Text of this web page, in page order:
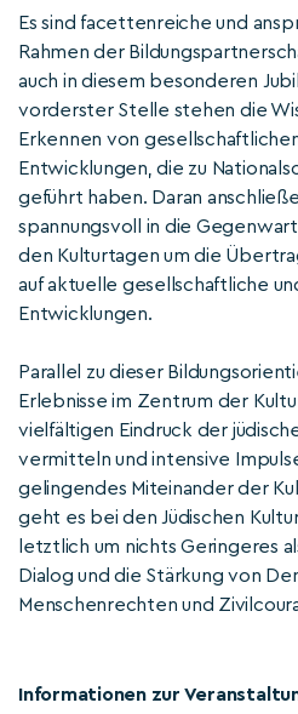
Es sind facettenreiche und
Rahmen der
auch in diesem besonderen
vorderster Stelle stehen die
Erkennen von
Entwicklungen, die zu
geführt haben. Daran
spannungsvoll in die
den Kulturtagen um die
auf aktuelle gesellschaftliche
Entwicklungen.
Parallel zu dieser
Erlebnisse im Zentrum der
vielfältigen Eindruck der
vermitteln und intensive
gelingendes Miteinander der
geht es bei den Jüdischen
letztlich um nichts Geringeres
Dialog und die Stärkung von
Menschenrechten und
Informationen zur